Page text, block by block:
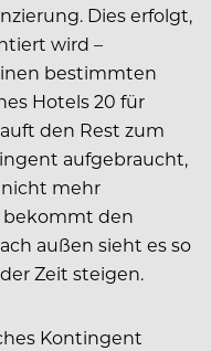
Dies erfolgt,
wird –
bestimmten
Hotels 20 für
den Rest zum
aufgebraucht,
nicht mehr
bekommt den
außen sieht es so
Zeit steigen.
Kontingent